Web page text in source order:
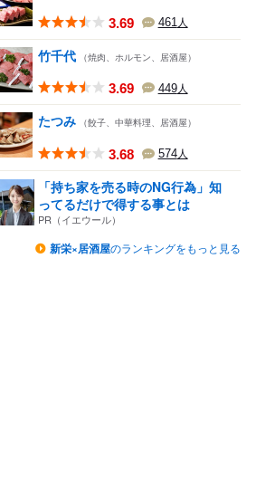
3.69 461人
竹千代 （焼肉、ホルモン、居酒屋）
3.69 449人
たつみ （餃子、中華料理、居酒屋）
3.68 574人
「持ち家を売る時のNG行為」知
ってるだけで得する事とは
PR（イエウール）
新栄×居酒屋のランキングをもっと見る